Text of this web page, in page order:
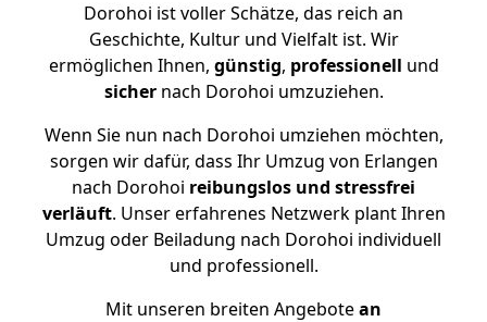
Dorohoi ist voller Schätze, das reich an
Geschichte, Kultur und Vielfalt ist. Wir
ermöglichen Ihnen, günstig, professionell und
sichernach Dorohoi umzuziehen.
Wenn Sie nun nach Dorohoi umziehen möchten,
sorgen wir dafür, dass Ihr Umzug von Erlangen
nach Dorohoi reibungslos und stressfrei
verläuft. Unser erfahrenes Netzwerk plant Ihren
Umzug oder Beiladung nach Dorohoi individuell
und professionell.
Mit unseren breiten Angebotean